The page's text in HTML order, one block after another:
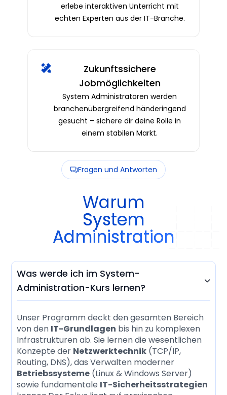
erlebe interaktiven Unterricht mit
echten Experten aus der IT-Branche.
Zukunftssichere
Jobmöglichkeiten
System Administratoren werden
branchenübergreifend händeringend
gesucht – sichere dir deine Rolle in
einem stabilen Markt.
Fragen und Antworten
Warum
System
Administration
Was werde ich im System-
Administration-Kurs lernen?

Unser Programm deckt den gesamten Bereich
von den IT-Grundlagen bis hin zu komplexen
Infrastrukturen ab. Sie lernen die wesentlichen
Konzepte der Netzwerktechnik (TCP/IP,
Routing, DNS), das Verwalten moderner
Betriebssysteme (Linux & Windows Server)
sowie fundamentale IT-Sicherheitsstrategien